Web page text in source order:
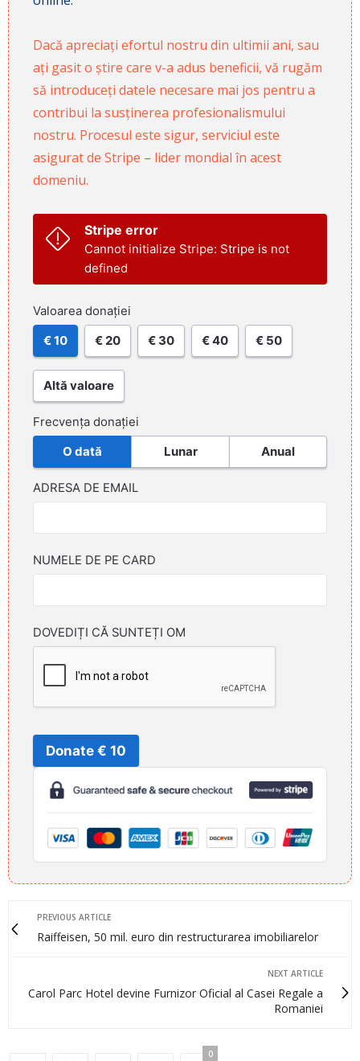
Dacă apreciați efortul nostru din ultimii ani, sau
ați gasit o știre care v-a adus beneficii, vă rugăm
să introduceți datele necesare mai jos pentru a
contribui la susținerea profesionalismului
nostru. Procesul este sigur, serviciul este
asigurat de Stripe – lider mondial în acest
domeniu.
Stripe error
Cannot initialize Stripe: Stripe is not
defined
Valoarea donației
€ 10 € 20 € 30 € 40 € 50
Altă valoare
Frecvența donației
O dată Lunar Anual
ADRESA DE EMAIL
NUMELE DE PE CARD
DOVEDIȚI CĂ SUNTEȚI OM
Donate € 10
PREVIOUS ARTICLE
Raiffeisen, 50 mil. euro din restructurarea imobiliarelor
NEXT ARTICLE
Carol Parc Hotel devine Furnizor Oficial al Casei Regale a
Romaniei
0